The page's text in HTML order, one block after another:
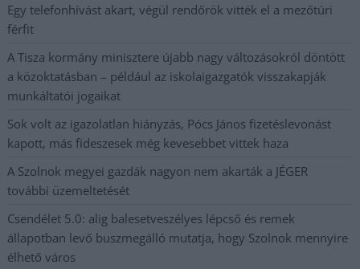
Egy telefonhívást akart, végül rendőrök vitték el a mezőtúri
férfit
A Tisza kormány minisztere újabb nagy változásokról döntött
a közoktatásban – például az iskolaigazgatók visszakapják
munkáltatói jogaikat
Sok volt az igazolatlan hiányzás, Pócs János fizetéslevonást
kapott, más fideszesek még kevesebbet vittek haza
A Szolnok megyei gazdák nagyon nem akarták a JÉGER
további üzemeltetését
Csendélet 5.0: alig balesetveszélyes lépcső és remek
állapotban levő buszmegálló mutatja, hogy Szolnok mennyire
élhető város